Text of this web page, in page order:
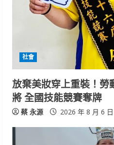
n
g
社會
放棄美妝穿上重裝！勞
將 全國技能競賽奪牌
蔡 永源 2026 年 8 月 6 日